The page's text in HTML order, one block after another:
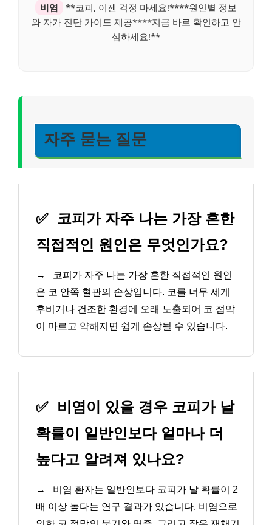
비염
**코피, 이젠 걱정 마세요!****원인별 정보
와 자가 진단 가이드 제공****지금 바로 확인하고 안
심하세요!**
자주 묻는 질문
✅ 코피가 자주 나는 가장 흔한
직접적인 원인은 무엇인가요?
→
코피가 자주 나는 가장 흔한 직접적인 원인
은 코 안쪽 혈관의 손상입니다. 코를 너무 세게
후비거나 건조한 환경에 오래 노출되어 코 점막
이 마르고 약해지면 쉽게 손상될 수 있습니다.
✅
비염이 있을 경우 코피가 날
확률이 일반인보다 얼마나 더
높다고 알려져 있나요?
→
비염 환자는 일반인보다 코피가 날 확률이 2
배 이상 높다는 연구 결과가 있습니다. 비염으로